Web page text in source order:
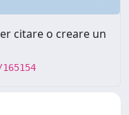
citare o creare un